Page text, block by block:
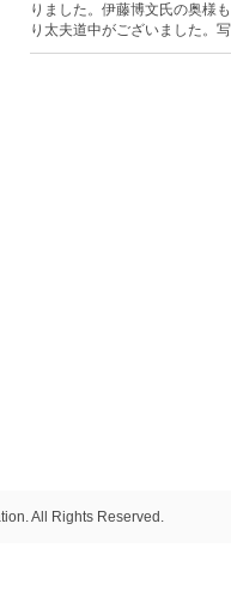
りました。伊藤博文氏の奥
り太夫道中がございました。
All Rights Reserved.